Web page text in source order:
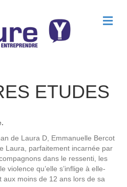
M
e
ETUDES
de Laura D, Emmanuelle Bercot
Laura, parfaitement incarnée par
dans le ressenti, les
violence qu’elle s’inflige à elle-
moins de 12 ans lors de sa